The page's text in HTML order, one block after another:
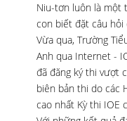
Niu-tơn luôn là một
con biết đặt câu hỏi
Vừa qua, Trường
Anh qua Internet -
đã đăng ký thi vượt
biên bản thi do các
cao nhất Kỳ thi IOE